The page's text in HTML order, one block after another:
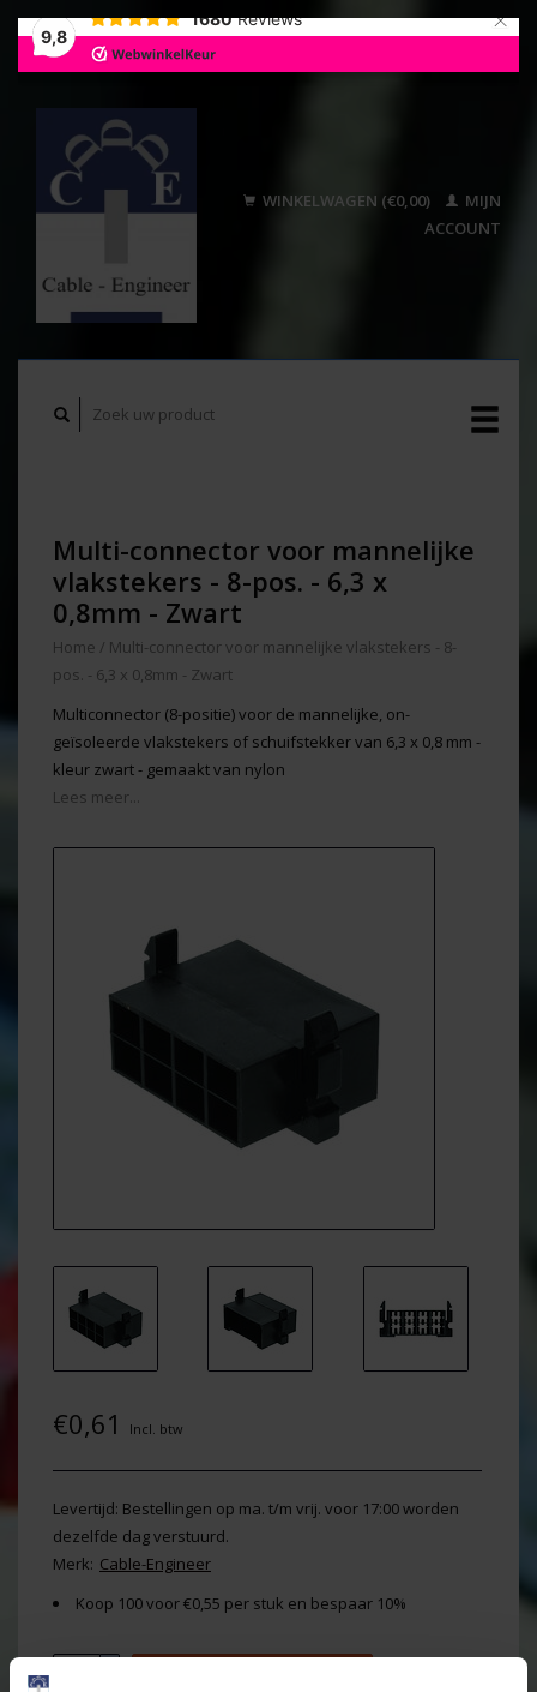
9,8
1680 Reviews ×
WINKELWAGEN (€0,00)
MIJN
ACCOUNT
Multi-connector voor mannelijke
vlakstekers - 8-pos. - 6,3 x
0,8mm - Zwart
Home / Multi-connector voor mannelijke vlakstekers - 8-
pos. - 6,3 x 0,8mm - Zwart
Multiconnector (8-positie) voor de mannelijke, on-
geïsoleerde vlakstekers of schuifstekker van 6,3 x 0,8 mm -
kleur zwart - gemaakt van nylon
Lees meer...
€0,61 Incl. btw
Levertijd: Bestellingen op ma. t/m vrij. voor 17:00 worden
dezelfde dag verstuurd.
Merk: Cable-Engineer
Koop 100 voor €0,55 per stuk en bespaar 10%
+